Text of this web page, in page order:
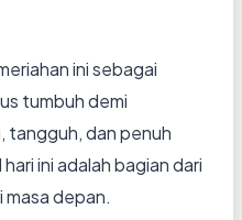
ini sebagai
tumbuh demi
tangguh, dan penuh
ini adalah bagian dari
masa depan.